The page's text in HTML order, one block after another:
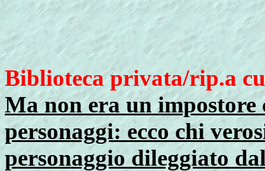
Biblioteca privata/rip.a
Ma non era un
personaggi: ecco chi
personaggio dileggiato